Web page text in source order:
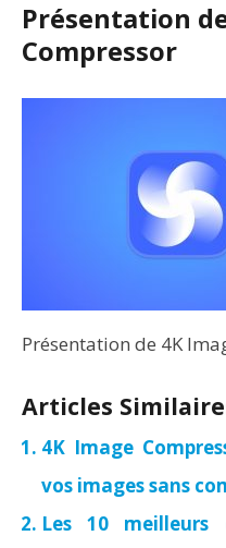
Présentation
Compressor
Présentation de 4K
Articles
4K Image
vos images sans
Les 10 meilleurs